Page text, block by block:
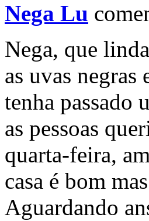
Nega Lu
Nega, que
as uvas
tenha passado
as pessoas
quarta-feira,
casa é bom
Aguardando